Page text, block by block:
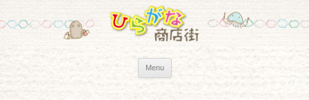
Menu Skip to content